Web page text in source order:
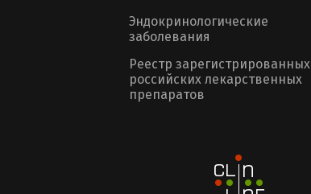
Эндокринологические
заболевания
Реестр зарегистрированных
российских лекарственных
препаратов